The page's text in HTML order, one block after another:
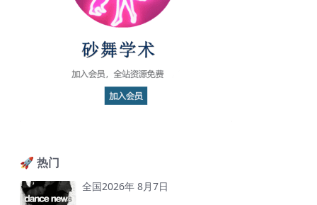
🚀 热门
全国2026年 8月7日